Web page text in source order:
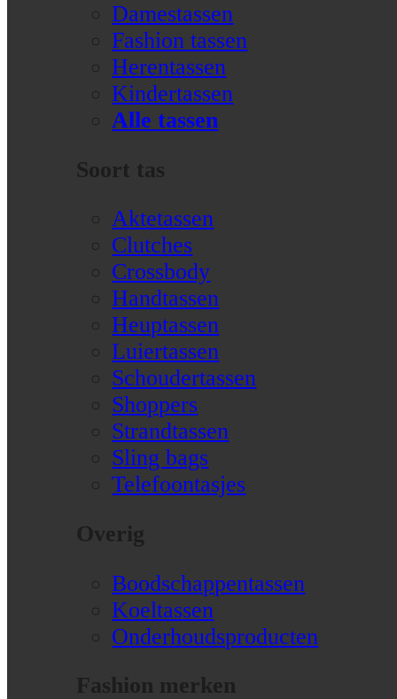
Damestassen
Fashion tassen
Herentassen
Kindertassen
Alle tassen
Soort tas
Aktetassen
Clutches
Crossbody
Handtassen
Heuptassen
Luiertassen
Schoudertassen
Shoppers
Strandtassen
Sling bags
Telefoontasjes
Overig
Boodschappentassen
Koeltassen
Onderhoudsproducten
Fashion merken